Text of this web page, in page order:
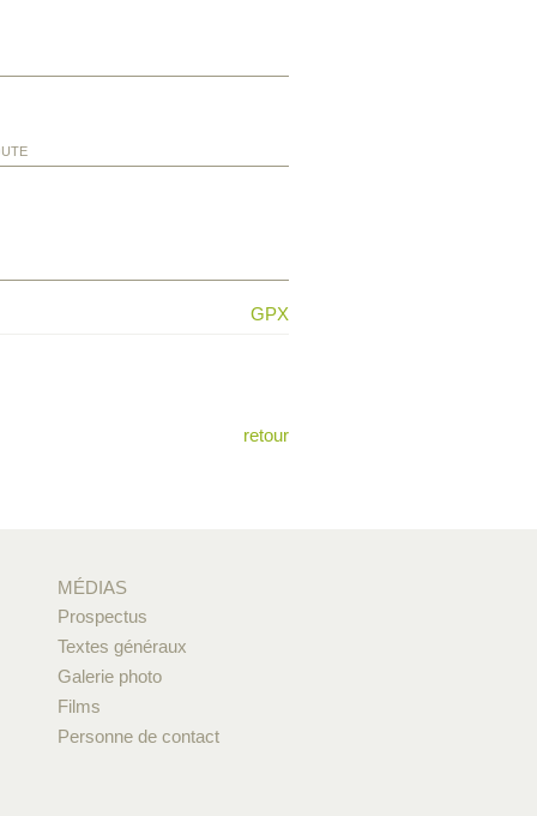
GPX
retour
MÉDIAS
Prospectus
Textes généraux
Galerie photo
Films
Personne de contact